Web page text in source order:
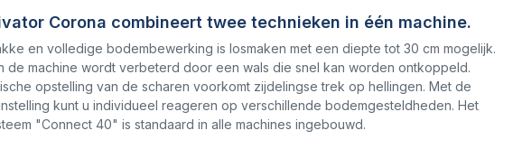
Corona combineert twee technieken in één machine.
en volledige bodembewerking is losmaken met een diepte tot 30 cm mogelijk.
de machine wordt verbeterd door een wals die snel kan worden ontkoppeld.
opstelling van de scharen voorkomt zijdelingse trek op hellingen. Met de
kunt u individueel reageren op verschillende bodemgesteldheden. Het
"Connect 40" is standaard in alle machines ingebouwd.